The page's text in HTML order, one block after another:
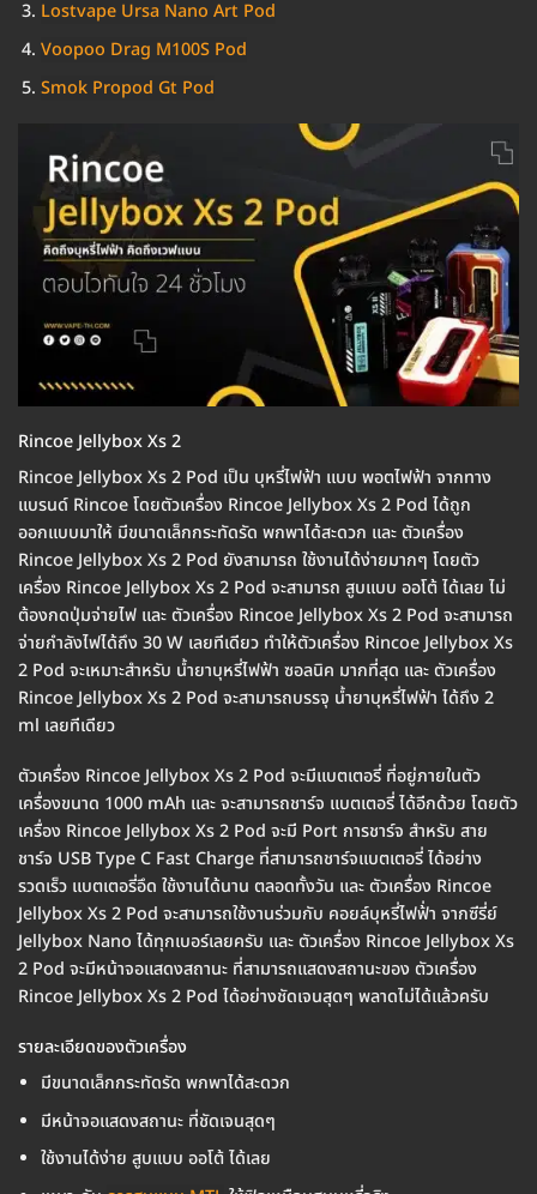
Lostvape Ursa Nano Art Pod
Voopoo Drag M100S Pod
Smok Propod Gt Pod
Rincoe Jellybox Xs 2
Rincoe Jellybox Xs 2 Pod เป็น บุหรี่ไฟฟ้า แบบ พอตไฟฟ้า จากทาง
แบรนด์ Rincoe โดยตัวเครื่อง Rincoe Jellybox Xs 2 Pod ได้ถูก
ออกแบบมาให้ มีขนาดเล็กกระทัดรัด พกพาได้สะดวก และ ตัวเครื่อง
Rincoe Jellybox Xs 2 Pod ยังสามารถ ใช้งานได้ง่ายมากๆ โดยตัว
เครื่อง Rincoe Jellybox Xs 2 Pod จะสามารถ สูบแบบ ออโต้ ได้เลย ไม่
ต้องกดปุ่มจ่ายไฟ และ ตัวเครื่อง Rincoe Jellybox Xs 2 Pod จะสามารถ
จ่ายกำลังไฟได้ถึง 30 W เลยทีเดียว ทำให้ตัวเครื่อง Rincoe Jellybox Xs
2 Pod จะเหมาะสำหรับ น้ำยาบุหรี่ไฟฟ้า ซอลนิค มากที่สุด และ ตัวเครื่อง
Rincoe Jellybox Xs 2 Pod จะสามารถบรรจุ น้ำยาบุหรี่ไฟฟ้า ได้ถึง 2
ml เลยทีเดียว
ตัวเครื่อง Rincoe Jellybox Xs 2 Pod จะมีแบตเตอรี่ ที่อยู่ภายในตัว
เครื่องขนาด 1000 mAh และ จะสามารถชาร์จ แบตเตอรี่ ได้อีกด้วย โดยตัว
เครื่อง Rincoe Jellybox Xs 2 Pod จะมี Port การชาร์จ สำหรับ สาย
ชาร์จ USB Type C Fast Charge ที่สามารถชาร์จแบตเตอรี่ ได้อย่าง
รวดเร็ว แบตเตอรี่อึด ใช้งานได้นาน ตลอดทั้งวัน และ ตัวเครื่อง Rincoe
Jellybox Xs 2 Pod จะสามารถใช้งานร่วมกับ คอยล์บุหรี่ไฟฟ้่า จากซีรี่ย์
Jellybox Nano ได้ทุกเบอร์เลยครับ และ ตัวเครื่อง Rincoe Jellybox Xs
2 Pod จะมีหน้าจอแสดงสถานะ ที่สามารถแสดงสถานะของ ตัวเครื่อง
Rincoe Jellybox Xs 2 Pod ได้อย่างชัดเจนสุดๆ พลาดไม่ได้แล้วครับ
รายละเอียดของตัวเครื่อง
มีขนาดเล็กกระทัดรัด พกพาได้สะดวก
มีหน้าจอแสดงสถานะ ที่ชัดเจนสุดๆ
ใช้งานได้ง่าย สูบแบบ ออโต้ ได้เลย